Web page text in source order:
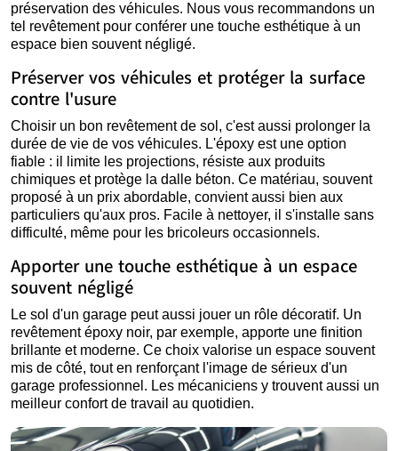
préservation des véhicules. Nous vous recommandons un
tel revêtement pour conférer une touche esthétique à un
espace bien souvent négligé.
Préserver vos véhicules et protéger la surface
contre l'usure
Choisir un bon revêtement de sol, c'est aussi prolonger la
durée de vie de vos véhicules. L'époxy est une option
fiable : il limite les projections, résiste aux produits
chimiques et protège la dalle béton. Ce matériau, souvent
proposé à un prix abordable, convient aussi bien aux
particuliers qu'aux pros. Facile à nettoyer, il s'installe sans
difficulté, même pour les bricoleurs occasionnels.
Apporter une touche esthétique à un espace
souvent négligé
Le sol d'un garage peut aussi jouer un rôle décoratif. Un
revêtement époxy noir, par exemple, apporte une finition
brillante et moderne. Ce choix valorise un espace souvent
mis de côté, tout en renforçant l'image de sérieux d'un
garage professionnel. Les mécaniciens y trouvent aussi un
meilleur confort de travail au quotidien.